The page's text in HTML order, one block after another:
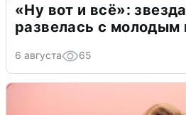
«Ну вот и всё»:
развелась с
6 августа 65